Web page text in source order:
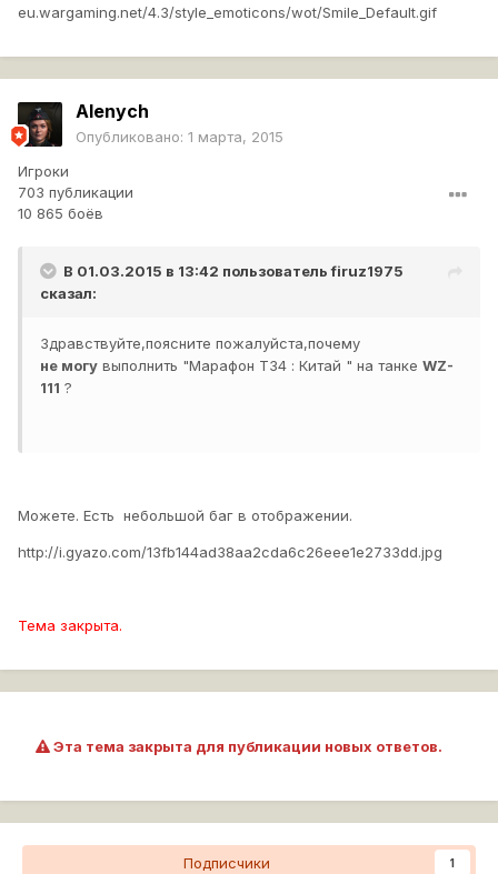
eu.wargaming.net/4.3/style_emoticons/wot/Smile_Default.gif
Alenych
Опубликовано: 1 марта, 2015
Игроки
703 публикации
10 865 боёв
В 01.03.2015 в 13:42 пользовательfiruz1975
сказал:
Здравствуйте,поясните пожалуйста,почему
не могу выполнить "Марафон Т34 : Китай " на танке WZ-
111 ?
Можете. Есть небольшой баг в отображении.
http://i.gyazo.com/13fb144ad38aa2cda6c26eee1e2733dd.jpg
Тема закрыта.
Эта тема закрыта для публикации новых ответов.
Подписчики 1